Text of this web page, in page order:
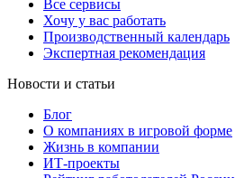
Все сервисы
Хочу у вас работать
Производственный календарь
Экспертная рекомендация
Новости и статьи
Блог
О компаниях в игровой форме
Жизнь в компании
ИТ-проекты